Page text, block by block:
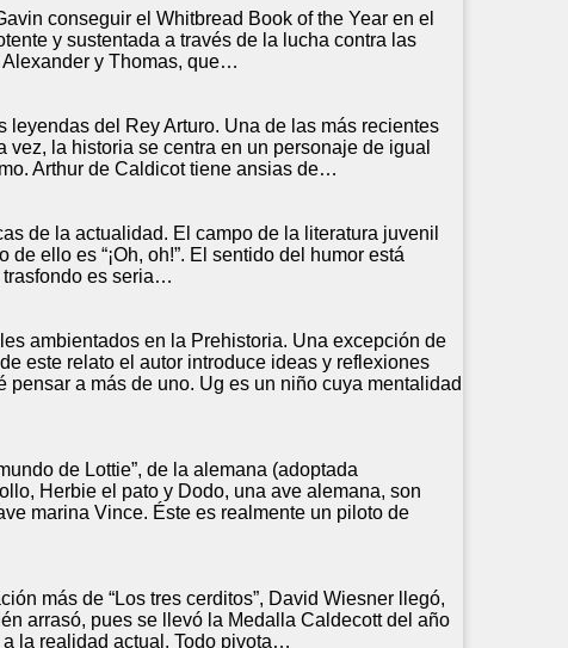
conseguir el Whitbread Book of the Year en el
y sustentada a través de la lucha contra las
y Thomas, que…
del Rey Arturo. Una de las más recientes
la historia se centra en un personaje de igual
Arthur de Caldicot tiene ansias de…
de la actualidad. El campo de la literatura juvenil
ello es “¡Oh, oh!”. El sentido del humor está
trasfondo es seria…
ambientados en la Prehistoria. Una excepción de
este relato el autor introduce ideas y reflexiones
a más de uno. Ug es un niño cuya mentalidad
de Lottie”, de la alemana (adoptada
Herbie el pato y Dodo, una ave alemana, son
marina Vince. Éste es realmente un piloto de
más de “Los tres cerditos”, David Wiesner llegó,
arrasó, pues se llevó la Medalla Caldecott del año
la realidad actual. Todo pivota…